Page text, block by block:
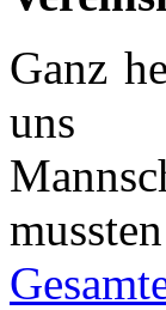
Ganz
uns